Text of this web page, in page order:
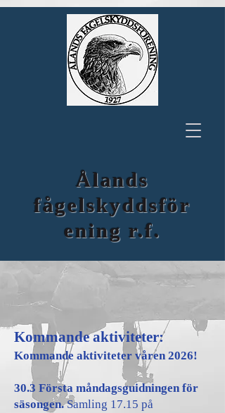
Ålands
fågelskyddsför
ening r.f.
Kommande aktiviteter:
Kommande aktiviteter våren 2026!
30.3 Första måndagsguidningen för
säsongen.Samling 17.15 på